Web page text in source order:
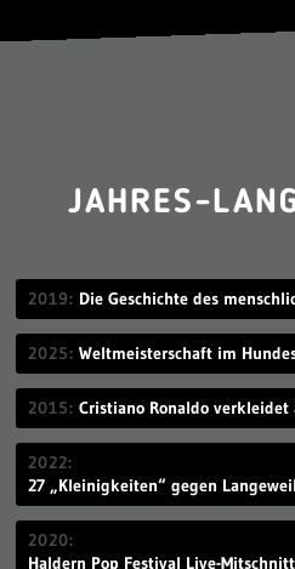
JAHRES-
2019 Die Geschichte des
2025 Weltmeisterschaft im
2015 Cristiano Ronaldo
2022
27 „Kleinigkeiten“ gegen
2020